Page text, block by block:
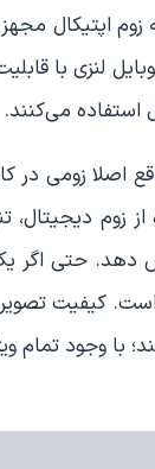
زوم اپتیکال
لنزی با
استفاده می‌کنند.
زومی در
زوم
حتی اگر یک
است. کیفیت
با وجود